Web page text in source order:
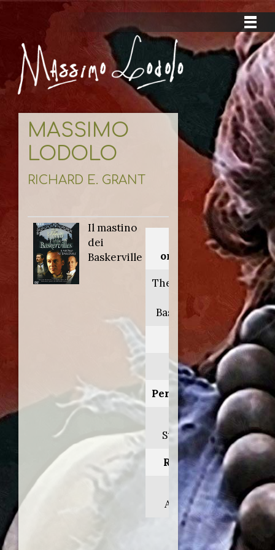
MASSIMO
LODOLO
RICHARD E. GRANT
Il mastino
dei
Baskerville
originale:
The hound of
the
Baskervilles
2002
Personaggio:
Jack
Stapleton
Regia di:
David
Attwood